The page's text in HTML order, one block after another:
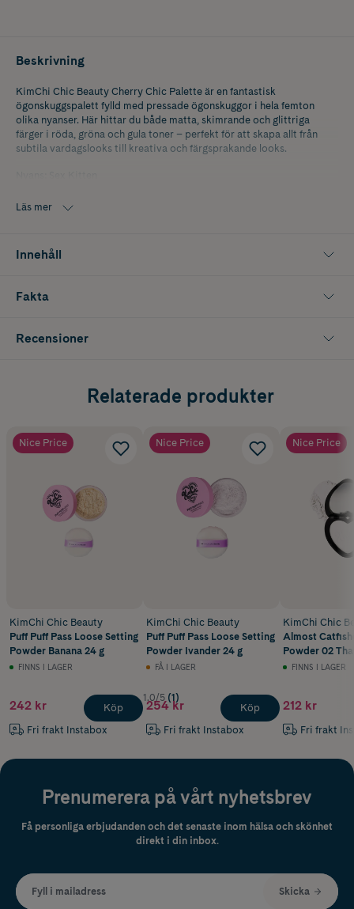
Beskrivning
KimChi Chic Beauty Cherry Chic Palette är en fantastisk
ögonskuggspalett fylld med pressade ögonskuggor i hela femton
olika nyanser. Här hittar du både matta, skimrande och glittriga
färger i röda, gröna och gula toner – perfekt för att skapa allt från
subtila vardagslooks till kreativa och färgsprakande looks.
Läs mer
Innehåll
Fakta
Recensioner
Relaterade produkter
Nice Price
KimChi Chic Beauty
Puff Puff Pass Loose Setting
Powder Banana 24 g
FINNS I LAGER
242 kr
Fri frakt Instabox
Köp
Nice Price
KimChi Chic Beauty
Puff Puff Pass Loose Setting
Powder Ivander 24 g
FÅ I LAGER
1.0/5 (1)
254 kr
Fri frakt Instabox
Köp
Nice Price
KimChi Chic
Almost
Powder 02
FINNS I LAGER
212 kr
Fri frakt
Prenumerera på vårt nyhetsbrev
Få personliga erbjudanden och det senaste inom hälsa och skönhet
direkt i din inbox.
Fyll i mailadress Skicka